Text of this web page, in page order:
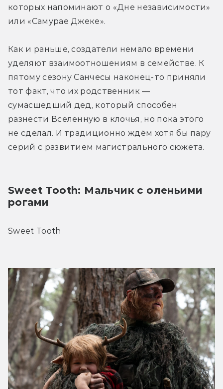
которых напоминают о «Дне независимости»
или «Самурае Джеке».
Как и раньше, создатели немало времени
уделяют взаимоотношениям в семействе. К
пятому сезону Санчесы наконец-то приняли
тот факт, что их родственник —
сумасшедший дед, который способен
разнести Вселенную в клочья, но пока этого
не сделал. И традиционно ждём хотя бы пару
серий с развитием магистрального сюжета.
Sweet Tooth: Мальчик с оленьими
рогами
Sweet Tooth